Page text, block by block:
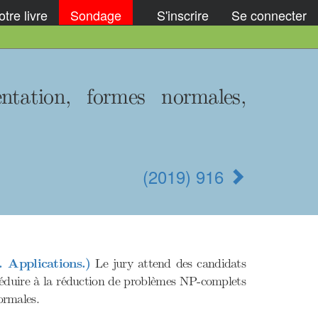
livre Sondage S'inscrire Se connecter
formes normales,
(2019) 916
Applications.) Le jury attend des candidats
à la réduction de problèmes NP-complets